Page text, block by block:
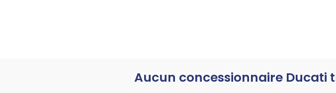
Aucun concessionnaire Ducati